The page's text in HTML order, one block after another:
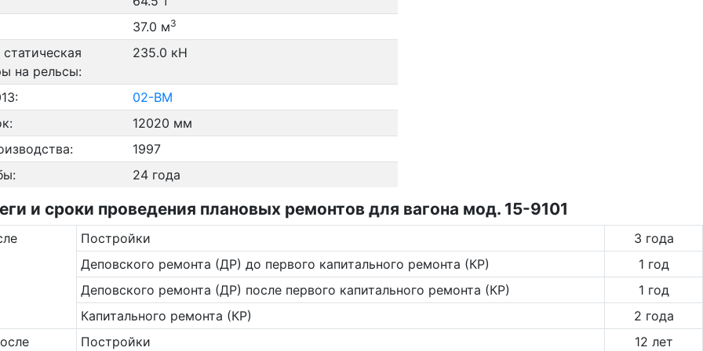
37.0 м3
на рельсы:
235.0 кН
02-ВМ
12020 мм
1997
24 года
и сроки проведения плановых ремонтов для вагона мод. 15-9101
Постройки
3 года
Деповского ремонта (ДР) до первого капитального ремонта (КР)
1 год
Деповского ремонта (ДР) после первого капитального ремонта (КР)
1 год
Капитального ремонта (КР)
2 года
Постройки 12 лет